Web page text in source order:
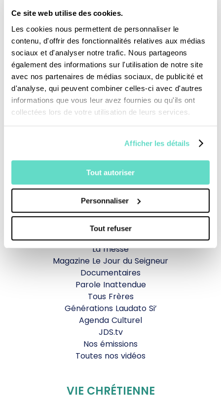
Ce site web utilise des cookies.
Les cookies nous permettent de personnaliser le
contenu, d'offrir des fonctionnalités relatives aux médias
sociaux et d'analyser notre trafic. Nous partageons
également des informations sur l'utilisation de notre site
avec nos partenaires de médias sociaux, de publicité et
d'analyse, qui peuvent combiner celles-ci avec d'autres
informations que vous leur avez fournies ou qu'ils ont
collectées lors de votre utilisation de leurs services.
Afficher les détails
Tout autoriser
Personnaliser
Tout refuser
peur du jugement de Dieu. Mais fondamentalement,
le chrétien ne vit pas la mort comme une fin mais
comme un commencement. Le P. Yves Congar
achève cet entretien autour de la problématique
de l'immortalité de l'âme et de la résurrection de la
chair.
Je fais un don
TOUS NOS PROGRAMMES
La messe
Magazine Le Jour du Seigneur
Documentaires
Parole Inattendue
Tous Frères
Générations Laudato Si’
Agenda Culturel
JDS.tv
Nos émissions
Toutes nos vidéos
VIE CHRÉTIENNE